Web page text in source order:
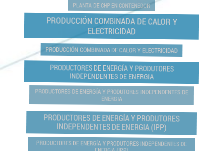
PLANTA DE CHP EN CONTENEDOR
PRODUCCIÓN COMBINADA DE CALOR Y
ELECTRICIDAD
PRODUCCIÓN COMBINADA DE CALOR Y ELECTRICIDAD
PRODUCTORES DE ENERGÍA Y PRODUTORES
INDEPENDENTES DE ENERGIA
PRODUCTORES DE ENERGÍA Y PRODUTORES INDEPENDENTES DE
ENERGIA
PRODUCTORES DE ENERGÍA Y PRODUTORES
INDEPENDENTES DE ENERGIA (IPP)
PRODUCTORES DE ENERGÍA Y PRODUTORES INDEPENDENTES DE